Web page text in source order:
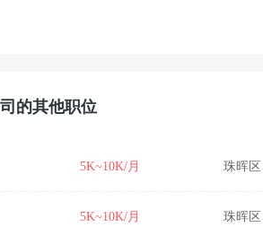
的其他职位
5K~10K/月 珠晖区
5K~10K/月 珠晖区